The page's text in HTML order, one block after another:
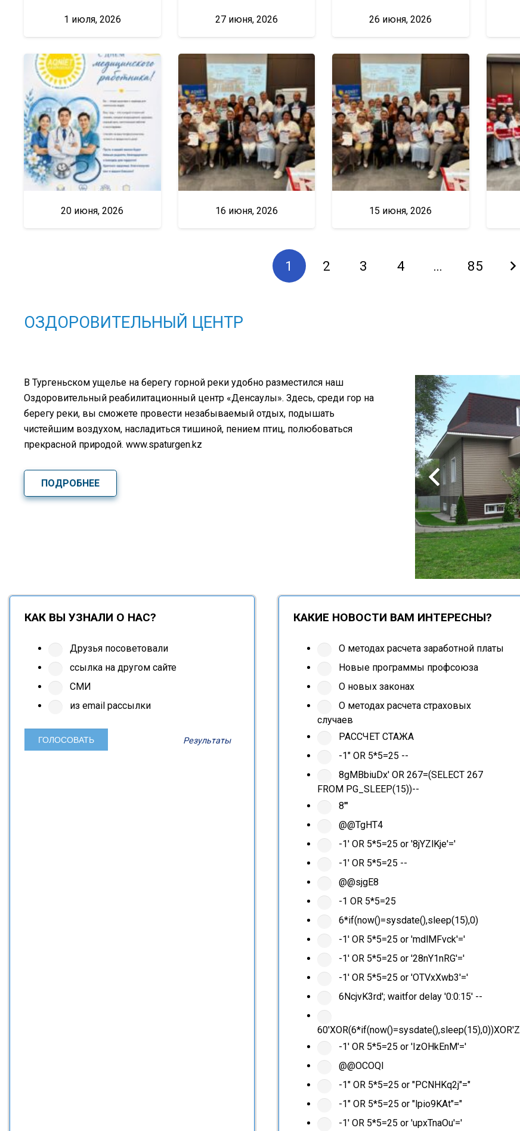
1 июля, 2026 27 июня, 2026 26 июня, 2026
20 июня, 2026 16 июня, 2026 15 июня, 2026
1 2 3 4 … 85
ОЗДОРОВИТЕЛЬНЫЙ ЦЕНТР
В Тургеньском ущелье на берегу горной реки удобно разместился наш
Оздоровительный реабилитационный центр «Денсаулық». Здесь, среди гор на
берегу реки, вы сможете провести незабываемый отдых, подышать
чистейшим воздухом, насладиться тишиной, пением птиц, полюбоваться
прекрасной природой. www.spaturgen.kz
ПОДРОБНЕЕ
КАК ВЫ УЗНАЛИ О НАС?
Друзья посоветовали
ссылка на другом сайте
СМИ
из email рассылки
Результаты
КАКИЕ НОВОСТИ ВАМ ИНТЕРЕСНЫ?
О методах расчета заработной платы
Новые программы профсоюза
О новых законах
О методах расчета страховых
случаев
РАССЧЕТ СТАЖА
-1" OR 5*5=25 --
8gMBbiuDx' OR 267=(SELECT 267
FROM PG_SLEEP(15))--
8'"
@@TgHT4
-1' OR 5*5=25 or '8jYZlKje'='
-1' OR 5*5=25 --
@@sjgE8
-1 OR 5*5=25
6*if(now()=sysdate(),sleep(15),0)
-1' OR 5*5=25 or 'mdlMFvck'='
-1' OR 5*5=25 or '28nY1nRG'='
-1' OR 5*5=25 or 'OTVxXwb3'='
6NcjvK3rd'; waitfor delay '0:0:15' --
60'XOR(6*if(now()=sysdate(),sleep(15),0))XOR'Z
-1' OR 5*5=25 or 'IzOHkEnM'='
@@OCOQl
-1" OR 5*5=25 or "PCNHKq2j"="
-1" OR 5*5=25 or "lpio9KAt"="
-1' OR 5*5=25 or 'upxTnaOu'='